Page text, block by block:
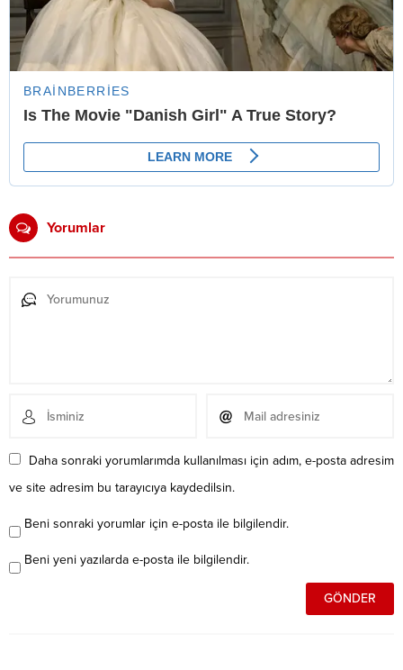
Yorumlar
Daha sonraki yorumlarımda kullanılması için adım, e-posta adresim
ve site adresim bu tarayıcıya kaydedilsin.
Beni sonraki yorumlar için e-posta ile bilgilendir.
Beni yeni yazılarda e-posta ile bilgilendir.